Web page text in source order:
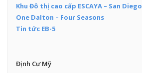
Khu Đô thị cao cấp ESCAYA – San Diego
One Dalton – Four Seasons
Tin tức EB-5
Định Cư Mỹ